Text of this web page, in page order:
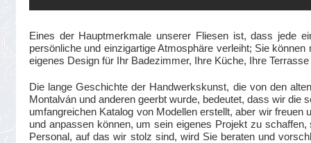
Eines der Hauptmerkmale unserer Fliesen ist, dass jede
persönliche und einzigartige Atmosphäre verleiht; Sie
eigenes Design für Ihr Badezimmer, Ihre Küche, Ihre
Die lange Geschichte der Handwerkskunst, die von den
Montalván und anderen geerbt wurde, bedeutet, dass wir die
umfangreichen Katalog von Modellen erstellt, aber wir
und anpassen können, um sein eigenes Projekt zu
Personal, auf das wir stolz sind, wird Sie beraten und